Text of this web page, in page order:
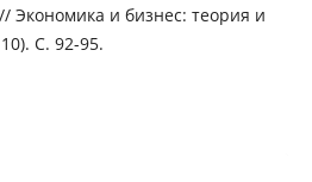
Экономика и бизнес: теория и
С. 92-95.